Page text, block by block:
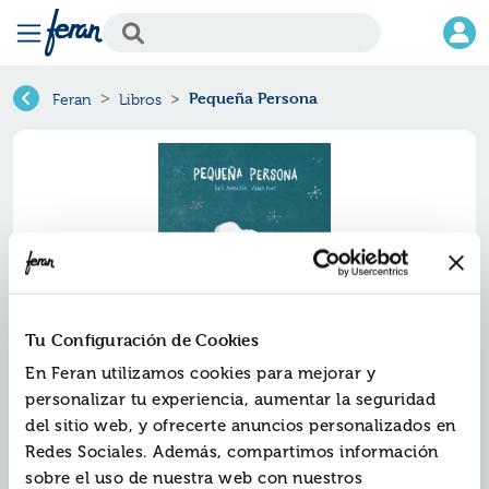
Tu Configuración de Cookies
En Feran utilizamos cookies para mejorar y
personalizar tu experiencia, aumentar la seguridad
del sitio web, y ofrecerte anuncios personalizados en
Redes Sociales. Además, compartimos información
sobre el uso de nuestra web con nuestros
Feran Libros Pequeña Persona
Pequeña persona
Ref.ZZO-9253316
ISBN: 9788419253316